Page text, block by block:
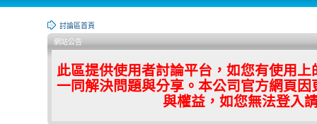
討論區首頁
網站公告
此區提供使用者討論平台，如您有使用
一同解決問題與分享。本公司官方網頁
與權益，如您無法登入